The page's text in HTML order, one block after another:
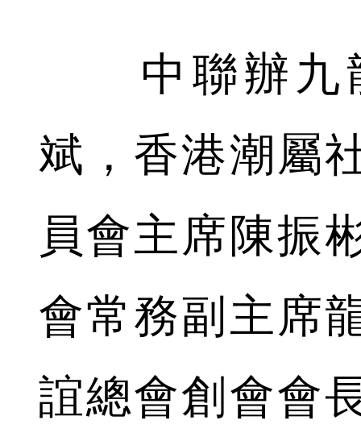
中聯辦九
斌，香港潮屬
員會主席陳振
會常務副主席
誼總會創會會